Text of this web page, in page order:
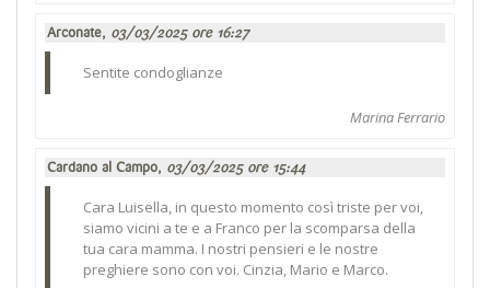
Arconate, 03/03/2025 ore 16:27
Sentite condoglianze
Marina Ferrario
Cardano al Campo, 03/03/2025 ore 15:44
Cara Luisella, in questo momento così triste per voi,
siamo vicini a te e a Franco per la scomparsa della
tua cara mamma. I nostri pensieri e le nostre
preghiere sono con voi. Cinzia, Mario e Marco.